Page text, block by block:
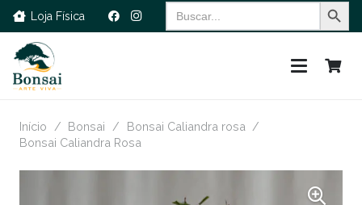
Loja Física
Search
for:
Início / Bonsai / Bonsai Caliandra rosa /
Bonsai Caliandra Rosa